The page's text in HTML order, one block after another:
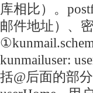
库相比）。
邮件地址）、
kunmailuser:
括@后面的部分